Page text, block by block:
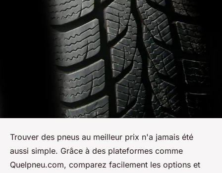
Trouver des pneus au meilleur prix n'a jamais été
aussi simple. Grâce à des plateformes comme
Quelpneu.com, comparez facilement les options et